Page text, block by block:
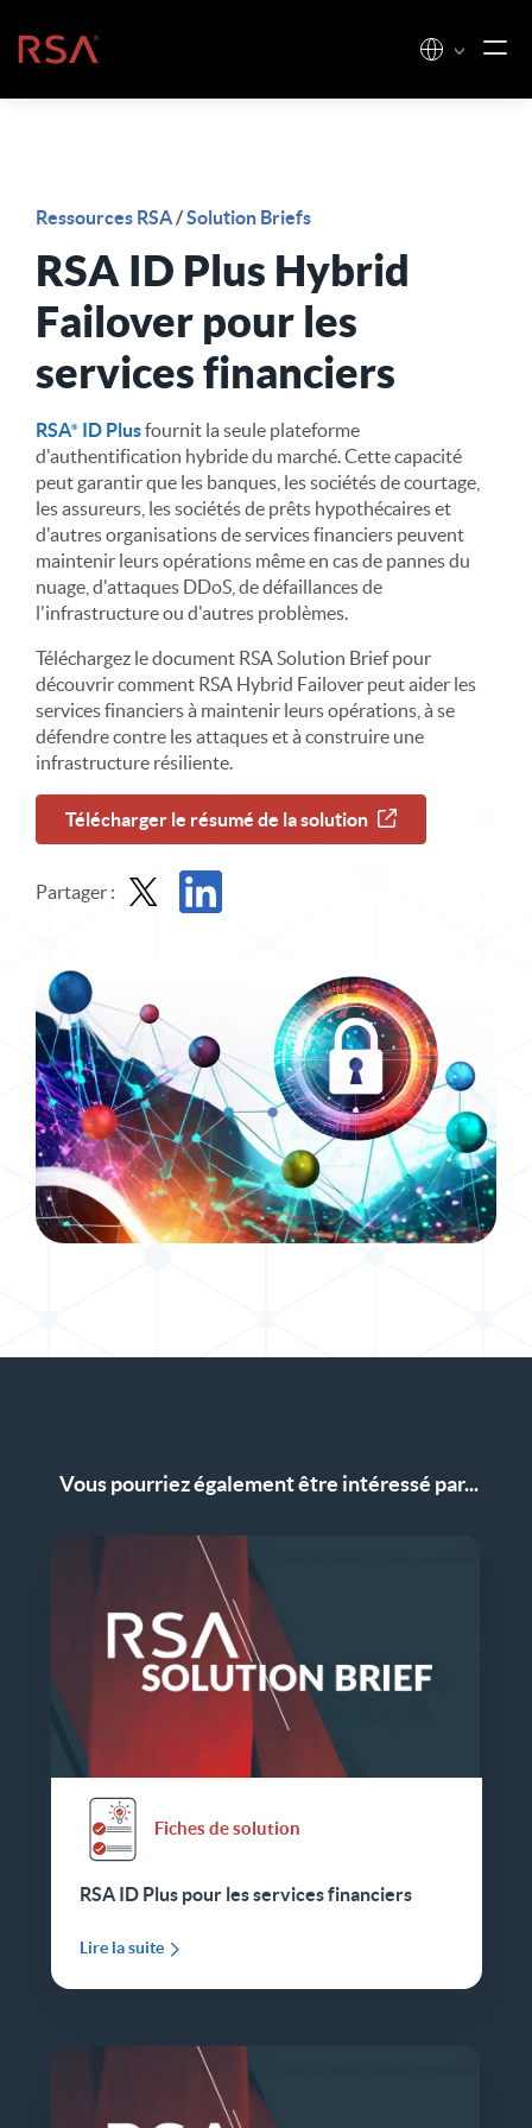
Accueil
Ressources RSA/Solution Briefs
RSA ID Plus Hybrid
Failover pour les
services financiers
RSA ID Plusfournit la seule plateforme
d'authentification hybride du marché. Cette capacité
peut garantir que les banques, les sociétés de courtage,
les assureurs, les sociétés de prêts hypothécaires et
d'autres organisations de services financiers peuvent
maintenir leurs opérations même en cas de pannes du
nuage, d'attaques DDoS, de défaillances de
l'infrastructure ou d'autres problèmes.
Téléchargez le document RSA Solution Brief pour
découvrir comment RSA Hybrid Failover peut aider les
services financiers à maintenir leurs opérations, à se
défendre contre les attaques et à construire une
infrastructure résiliente.
Télécharger le résumé de la solution
Partager :
Vous pourriez également être intéressé par...
Fiches de solution
RSA ID Plus pour les services financiers
Lire la suite